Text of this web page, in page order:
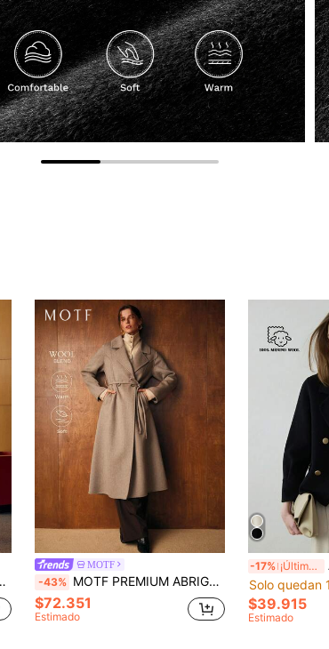
MOTF
-43% MOTF PREMIUM ABRIGO LARGO DE LANA CON CUELLO DE SOLAPA, DOBLE BOTONADURA Y CINTURÓN PARA OTOÑO E INVIERNO
$72.351
Estimado
-17% ¡Últimos 3 días
Solo quedan
$39.915
Estimado